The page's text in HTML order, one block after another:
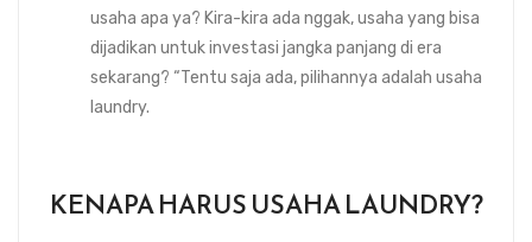
usaha apa ya? Kira-kira ada nggak, usaha yang bisa
dijadikan untuk investasi jangka panjang di era
sekarang? “Tentu saja ada, pilihannya adalah usaha
laundry.
KENAPA HARUS USAHA LAUNDRY?